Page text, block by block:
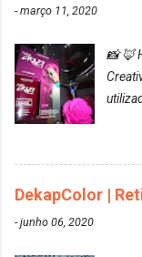
-março 11, 2020
📸 🦊
DekapColor |
-junho 06, 2020